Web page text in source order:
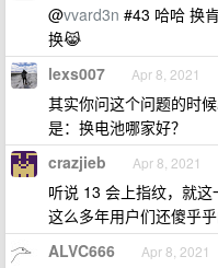
@vvard3n #43 哈哈 换
换😹
lexs007 Apr 8, 2021
其实你问这个问题的时
是：换电池哪家好？
crazjieb Apr 8, 2021
听说 13 会上指纹，就这
这么多年用户们还傻乎
ALVC666 Apr 8, 2021